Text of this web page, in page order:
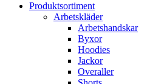
Produktsortiment
Arbetskläder
Arbetshandskar
Byxor
Hoodies
Jackor
Overaller